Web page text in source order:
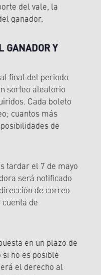
del vale, la
ganador.
GANADOR Y
final del periodo
sorteo aleatorio
Cada boleto
cuantos más
de
tardar el 7 de mayo
será notificado
de correo
de
en un plazo de
si no es posible
el derecho al